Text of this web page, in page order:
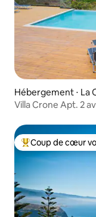
Hébergement ⋅ La
Villa Crone Apt. 2
Coups de cœur
Coup de cœur